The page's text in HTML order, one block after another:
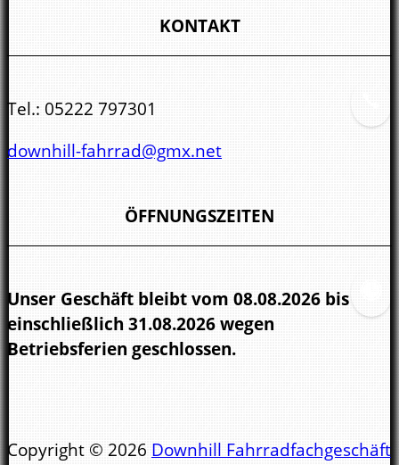
KONTAKT
Tel.: 05222 797301
downhill-fahrrad@gmx.net
ÖFFNUNGSZEITEN
Unser Geschäft bleibt vom 08.08.2026 bis
einschließlich 31.08.2026 wegen
Betriebsferien geschlossen.
Copyright © 2026 Downhill Fahrradfachgeschäft